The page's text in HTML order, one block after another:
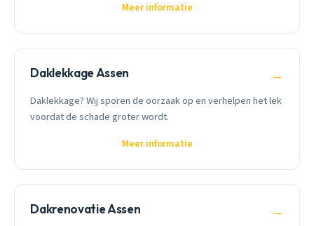
Meer informatie
Daklekkage Assen →
Daklekkage? Wij sporen de oorzaak op en verhelpen het lek
voordat de schade groter wordt.
Meer informatie
Dakrenovatie Assen →